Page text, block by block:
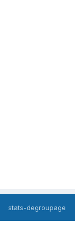
stats-degroupage